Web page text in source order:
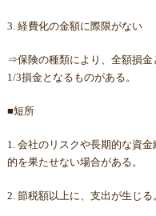
3. 経費化の金額に際限がない
⇒保険の種類により、全額損金
1/3損金となるものがある。
■短所
1. 会社のリスクや長期的な資
的を果たせない場合がある。
2. 節税額以上に、支出が生じる